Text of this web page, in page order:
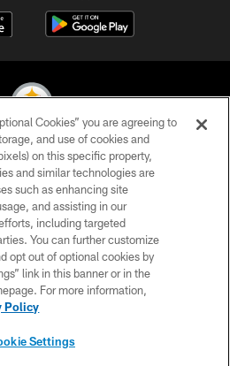
Steelers. All Rights Reserved
POLICY
OF USE
CONTACT US
SITE MAP
Cookies” you are agreeing to
and use of cookies and
on this specific property,
and similar technologies are
such as enhancing site
and assisting in our
including targeted
You can further customize
opt out of optional cookies by
link in this banner or in the
For more information,
Policy
Settings